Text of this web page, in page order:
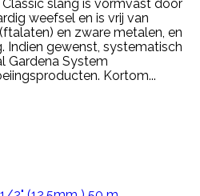
slang is vormvast door
weefsel en is vrij van
en zware metalen, en
Indien gewenst, systematisch
Gardena System
Kortom...